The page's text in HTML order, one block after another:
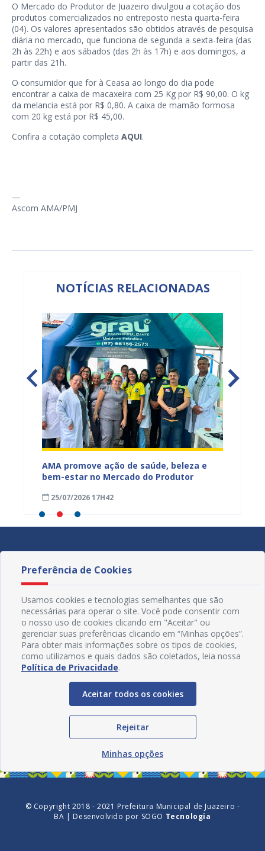
O Mercado do Produtor de Juazeiro divulgou a cotação dos
produtos comercializados no entreposto nesta quarta-feira
(04). Os valores apresentados são obtidos através de pesquisa
diária no mercado, que funciona de segunda a sexta-feira (das
2h às 22h) e aos sábados (das 2h às 17h) e aos domingos, a
partir das 21h.
O consumidor que for à Ceasa ao longo do dia pode
encontrar a caixa de macaxeira com 25 Kg por R$ 90,00. O kg
da melancia está por R$ 0,80. A caixa de mamão formosa
com 20 kg está por R$ 45,00.
Confira a cotação completa AQUI.
—
Ascom AMA/PMJ
NOTÍCIAS RELACIONADAS
AMA promove ação de saúde, beleza e
bem-estar no Mercado do Produtor
25/07/2026 17H42
Redes Sociais
© Copyright 2018 - 2021 Prefeitura Municipal de Juazeiro -
BA | Desenvolvido por SOGO Tecnologia
Preferência de Cookies
Usamos cookies e tecnologias semelhantes que são
necessárias para operar o site. Você pode consentir com
o nosso uso de cookies clicando em "Aceitar" ou
gerenciar suas preferências clicando em “Minhas opções”.
Para obter mais informações sobre os tipos de cookies,
como utilizamos e quais dados são coletados, leia nossa
Política de Privacidade.
Aceitar todos os cookies
Rejeitar
Minhas opções